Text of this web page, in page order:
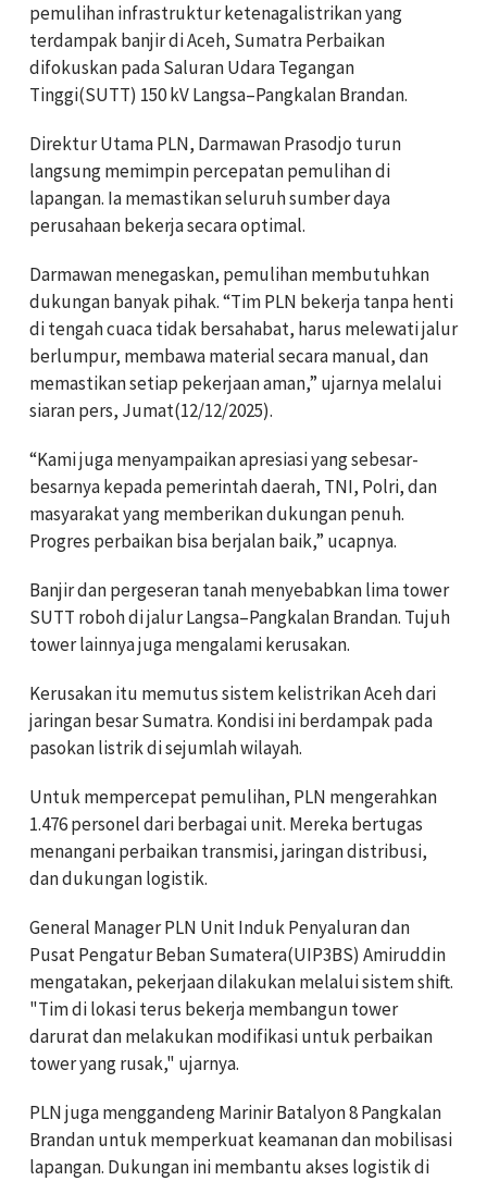
pemulihan infrastruktur ketenagalistrikan yang
terdampak banjir di Aceh, Sumatra Perbaikan
difokuskan pada Saluran Udara Tegangan
Tinggi(SUTT) 150 kV Langsa–Pangkalan Brandan.
Direktur Utama PLN, Darmawan Prasodjo turun
langsung memimpin percepatan pemulihan di
lapangan. Ia memastikan seluruh sumber daya
perusahaan bekerja secara optimal.
Darmawan menegaskan, pemulihan membutuhkan
dukungan banyak pihak. “Tim PLN bekerja tanpa henti
di tengah cuaca tidak bersahabat, harus melewati jalur
berlumpur, membawa material secara manual, dan
memastikan setiap pekerjaan aman,” ujarnya melalui
siaran pers, Jumat(12/12/2025).
“Kami juga menyampaikan apresiasi yang sebesar-
besarnya kepada pemerintah daerah, TNI, Polri, dan
masyarakat yang memberikan dukungan penuh.
Progres perbaikan bisa berjalan baik,” ucapnya.
Banjir dan pergeseran tanah menyebabkan lima tower
SUTT roboh di jalur Langsa–Pangkalan Brandan. Tujuh
tower lainnya juga mengalami kerusakan.
Kerusakan itu memutus sistem kelistrikan Aceh dari
jaringan besar Sumatra. Kondisi ini berdampak pada
pasokan listrik di sejumlah wilayah.
Untuk mempercepat pemulihan, PLN mengerahkan
1.476 personel dari berbagai unit. Mereka bertugas
menangani perbaikan transmisi, jaringan distribusi,
dan dukungan logistik.
General Manager PLN Unit Induk Penyaluran dan
Pusat Pengatur Beban Sumatera(UIP3BS) Amiruddin
mengatakan, pekerjaan dilakukan melalui sistem shift.
"Tim di lokasi terus bekerja membangun tower
darurat dan melakukan modifikasi untuk perbaikan
tower yang rusak," ujarnya.
PLN juga menggandeng Marinir Batalyon 8 Pangkalan
Brandan untuk memperkuat keamanan dan mobilisasi
lapangan. Dukungan ini membantu akses logistik di